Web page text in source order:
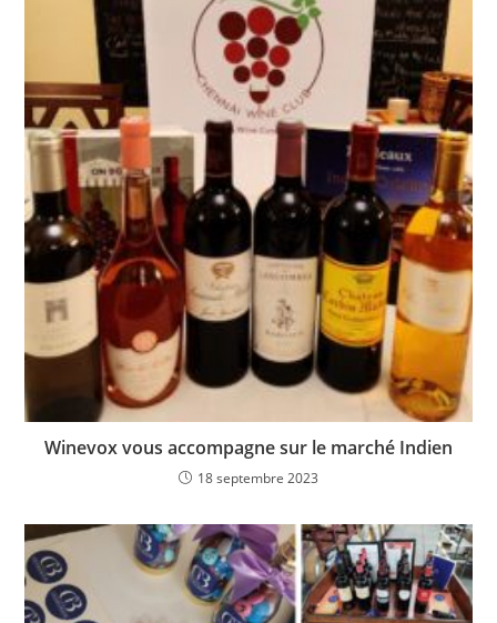
Winevox vous accompagne sur le marché Indien
18 septembre 2023